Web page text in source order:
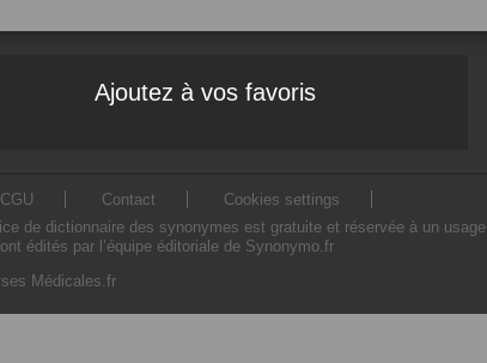
Ajoutez à vos favoris
CGU Contact
Cookies settings
de dictionnaire des synonymes est gratuite et réservée à un usage
édités par l’équipe éditoriale de Synonymo.fr
Médicales.fr